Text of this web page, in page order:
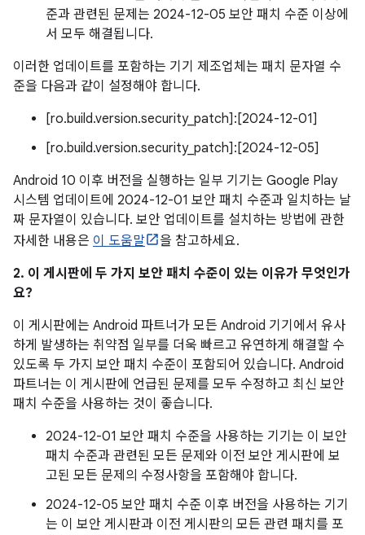
준과 관련된 문제는 2024-12-05 보안 패치 수준 이상에
서 모두 해결됩니다.
이러한 업데이트를 포함하는 기기 제조업체는 패치 문자열 수
준을 다음과 같이 설정해야 합니다.
[ro.build.version.security_patch]:[2024-12-01]
[ro.build.version.security_patch]:[2024-12-05]
Android 10 이후 버전을 실행하는 일부 기기는 Google Play
시스템 업데이트에 2024-12-01 보안 패치 수준과 일치하는 날
짜 문자열이 있습니다. 보안 업데이트를 설치하는 방법에 관한
자세한 내용은 이 도움말
을 참고하세요.
2. 이 게시판에 두 가지 보안 패치 수준이 있는 이유가 무엇인가
요?
이 게시판에는 Android 파트너가 모든 Android 기기에서 유사
하게 발생하는 취약점 일부를 더욱 빠르고 유연하게 해결할 수
있도록 두 가지 보안 패치 수준이 포함되어 있습니다. Android
파트너는 이 게시판에 언급된 문제를 모두 수정하고 최신 보안
패치 수준을 사용하는 것이 좋습니다.
2024-12-01 보안 패치 수준을 사용하는 기기는 이 보안
패치 수준과 관련된 모든 문제와 이전 보안 게시판에 보
고된 모든 문제의 수정사항을 포함해야 합니다.
2024-12-05 보안 패치 수준 이후 버전을 사용하는 기기
는 이 보안 게시판과 이전 게시판의 모든 관련 패치를 포